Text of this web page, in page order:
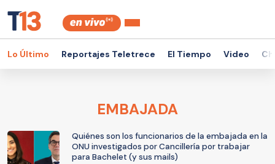
Lo Último Reportajes Teletrece El Tiempo Video
EMBAJADA
Quiénes son los funcionarios de la embajada en la
ONU investigados por Cancillería por trabajar
para Bachelet (y sus mails)